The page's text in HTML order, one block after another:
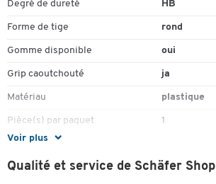
Voir plus
Degré de dureté HB
Forme de tige rond
Gomme disponible oui
Grip caoutchouté ja
Matériau plastique
Pièce(s) par paquet 1
Rechargeable
Trait 0,5
Qualité et service de Schäfer Shop